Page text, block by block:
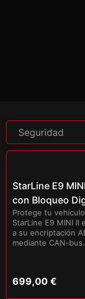
StarLine E9
con Bloqueo
Protege tu
StarLine E9 MINI
a su encriptación
mediante CAN-bus.
699,00 €